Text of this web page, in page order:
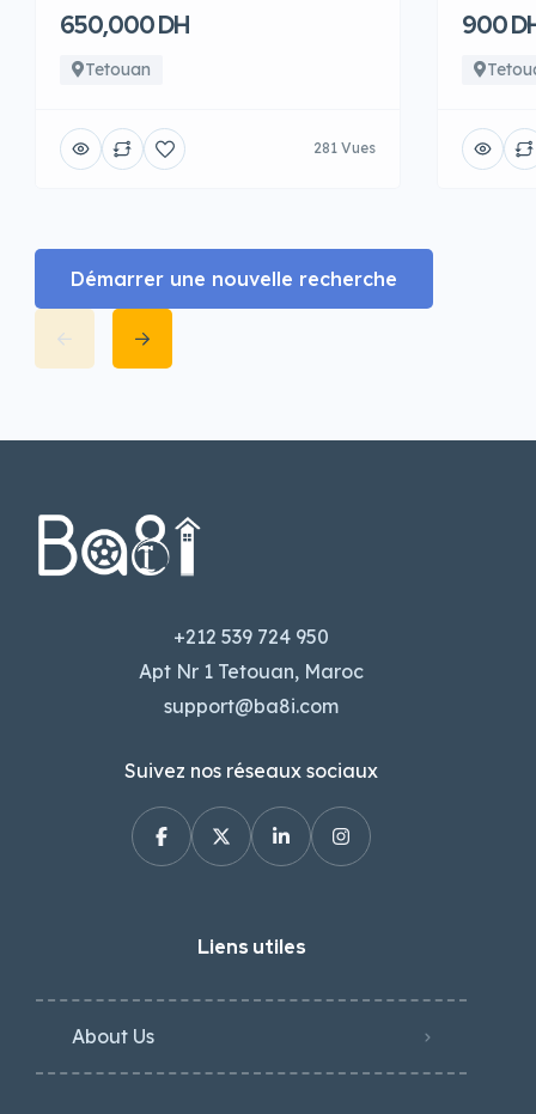
650,000 DH
Tetouan
281 Vues
900
Démarrer une nouvelle recherche
+212 539 724 950
Apt Nr 1 Tetouan, Maroc
support@ba8i.com
Suivez nos réseaux sociaux
Liens utiles
About Us